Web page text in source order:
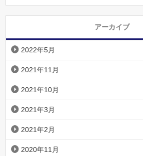
アーカイブ
2022年5月
2021年11月
2021年10月
2021年3月
2021年2月
2020年11月